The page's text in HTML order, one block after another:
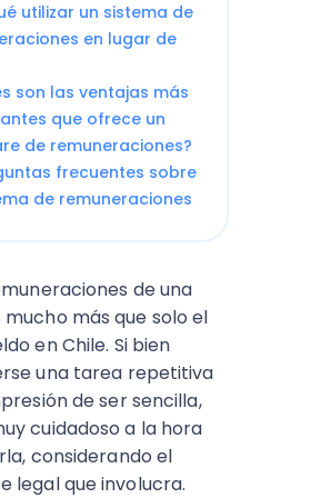
utilizar un sistema de
en lugar de
son las ventajas más
que ofrece un
de remuneraciones?
frecuentes sobre
de remuneraciones
de una
más que solo el
en Chile. Si bien
una tarea repetitiva
de ser sencilla,
cuidadoso a la hora
considerando el
legal que involucra.